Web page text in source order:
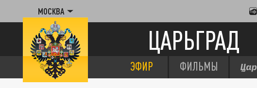
МОСКВА
ЦАРЬГРАД
ЭФИР ФИЛЬМЫ